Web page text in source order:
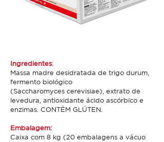
Ingredientes:
Massa madre desidratada de trigo durum,
fermento biológico
(Saccharomyces cerevisiae), extrato de
levedura, antioxidante ácido ascórbico e
enzimas. CONTÉM GLÚTEN.
Embalagem:
Caixa com 8 kg (20 embalagens a vácuo